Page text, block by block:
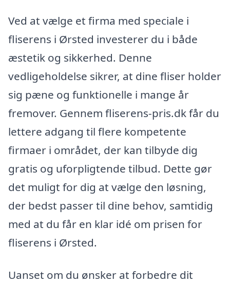
Ved at vælge et firma med speciale i
fliserens i Ørsted investerer du i både
æstetik og sikkerhed. Denne
vedligeholdelse sikrer, at dine fliser holder
sig pæne og funktionelle i mange år
fremover. Gennem fliserens-pris.dk får du
lettere adgang til flere kompetente
firmaer i området, der kan tilbyde dig
gratis og uforpligtende tilbud. Dette gør
det muligt for dig at vælge den løsning,
der bedst passer til dine behov, samtidig
med at du får en klar idé om prisen for
fliserens i Ørsted.
Uanset om du ønsker at forbedre dit